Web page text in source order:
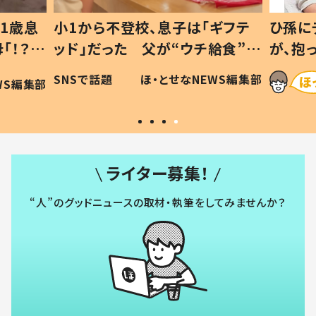
歳息
？」
編集部
小1から不登校、息子は「ギフテ
ッド」だった 父が“ウチ給食”を
作り続ける理由とは #令和の親
#令和の子
SNSで話題 ほ・とせなNEWS編集部
ひ孫
が、
「涙が
い」
ライター募集！
“人”のグッドニュースの取材・執筆をしてみませんか？